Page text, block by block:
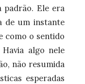
padrão. Ele era
de um instante
como o sentido
algo nele
não resumida
esperadas